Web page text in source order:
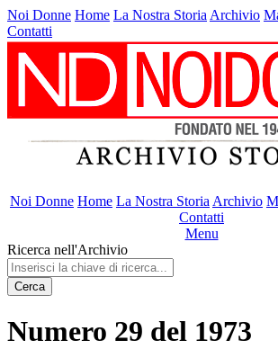
Noi Donne Home La Nostra Storia Archivio
Contatti
Noi Donne Home La Nostra Storia Archivio
Contatti
Menu
Ricerca nell'Archivio
Cerca
Numero 29 del 1973